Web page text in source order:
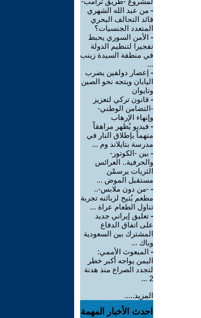
- من عبد الله الشهري
قائد التحالف البحري
المتعدد الجنسيات؟
- الأمن السوري يحبط
تفجيرا لتنظيم الدولة
في منطقة السيدة زينب
...
- إعصار دولفين يضرب
اليابان ويتجه نحو الصين
وتايوان
- قانون تركي لتعزيز
-التضامن الوطني-
وإنهاء الإرهاب
- فيديو يُظهر مراهقاً
متهماً بإطلاق النار في
مدرسة بتايلاند وم ...
- بين -الكوتور-
والحرفية.. العرائس
الثريات يرسمْن
مستقبل الموض ...
- -من دون ملابس-..
مطعم يُتيح لزبائنه تجربة
تناول الطعام عراة ...
- تعليق إيراني جديد
على اتفاق الدفاع
المشترك بين السعودية
وباك ...
- المبعوث الأممي:
اليمن يواجه أكبر خطر
لتجدد الصراع منذ هدنة
2 ...
المزيد.....
احدث الأخبار المهمة